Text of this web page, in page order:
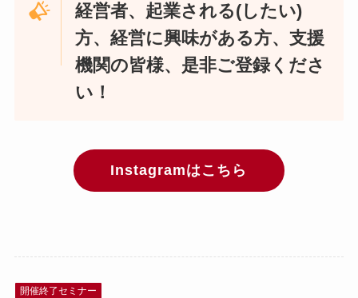
経営者、起業される(したい)
方、経営に興味がある方、支援
機関の皆様、是非ご登録くださ
い！
Instagramはこちら
開催終了セミナー